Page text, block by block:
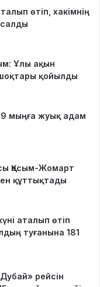
өтіп, хакімнің
Ұлы ақын
қойылды
мыңға жуық адам
Қасым-Жомарт
құттықтады
аталып өтіп
туғанына 181
рейсін